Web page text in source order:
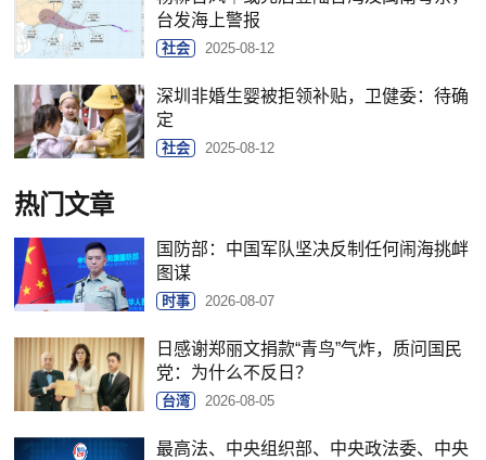
台发海上警报
社会 2025-08-12
深圳非婚生婴被拒领补贴，卫健委：待确
定
社会 2025-08-12
热门文章
国防部：中国军队坚决反制任何闹海挑衅
图谋
时事 2026-08-07
日感谢郑丽文捐款“青鸟”气炸，质问国民
党：为什么不反日？
台湾 2026-08-05
最高法、中央组织部、中央政法委、中央